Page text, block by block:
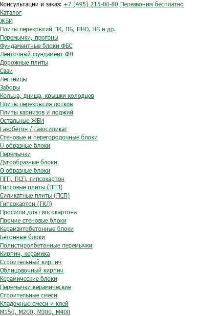
Консультации и заказ: +7 (495) 215-00-80 Перезвоним бесплатно
Каталог
ЖБИ
Плиты перекрытий ПК, ПБ, ПНО, НВ и др.
Перемычки, прогоны
Фундаментные блоки ФБС
Ленточный фундамент ФЛ
Дорожные плиты
Сваи
Лестницы
Заборы
Кольца, днища, крышки колодцев
Плиты перекрытия лотков
Плиты карнизов и лоджий
Остальные ЖБИ
Газобетон / газосиликат
Стеновые и перегородочные блоки
U-образные блоки
Перемычки
Дугообразные блоки
O-образные блоки
ПГП, ПСП, гипсокартон
Гипсовые плиты (ПГП)
Силикатные плиты (ПСП)
Гипсокартон (ГКЛ)
Профили для гипсокартона
Прочие стеновые блоки
Керамзитобетонные блоки
Бетонные блоки
Полистиролбетонные перемычки
Кирпич, керамика
Строительный кирпич
Облицовочный кирпич
Керамические блоки
Перемычки керамические
Строительные смеси
Кладочные смеси и клей
М150, М200, М300, М400